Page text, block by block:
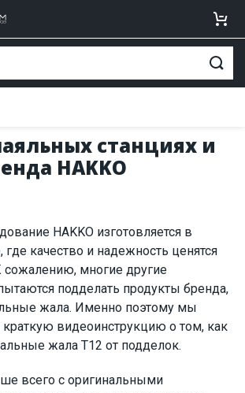
станциях и
HAKKO
HAKKO изготовляется в
где качество и надежность ценятся
сожалению, многие другие
подделать продукты бренда,
жала. Именно поэтому мы
видеоинструкцию о том, как
жала T12 от подделок.
всего с оригинальными